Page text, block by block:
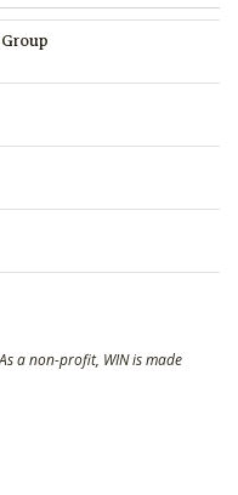
a non-profit, WIN is made